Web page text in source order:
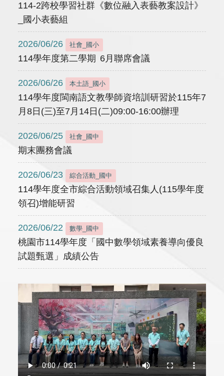
114-2跨校學習社群《數位融入表藝教案設計》
_國小表藝組
2026/06/26 社會_國小
114學年度第二學期 6月聯席會議
2026/06/26 本土語_國小
114學年度閩南語文教學師資培訓研習於115年7
月8日(三)至7月14日(二)09:00-16:00辦理
2026/06/25 社會_國中
期末團務會議
2026/06/23 綜合活動_國中
114學年度全市綜合活動領域召集人(115學年度
領召)增能研習
2026/06/22 數學_國中
桃園市114學年度「國中數學領域素養導向優良
試題甄選」成績公告